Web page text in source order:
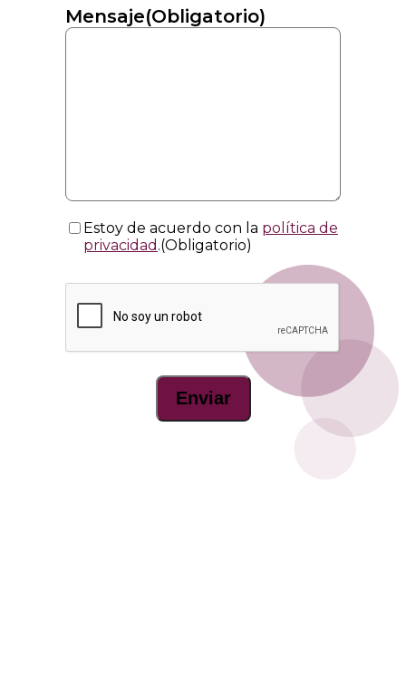
Mensaje(Obligatorio)
Consentimiento(Obligatorio)
Estoy de acuerdo con la política de
privacidad .(Obligatorio)